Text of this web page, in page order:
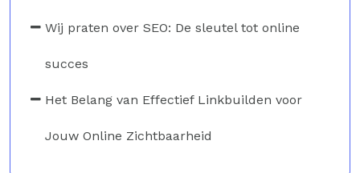
Wij praten over SEO: De sleutel tot online
succes
Het Belang van Effectief Linkbuilden voor
Jouw Online Zichtbaarheid